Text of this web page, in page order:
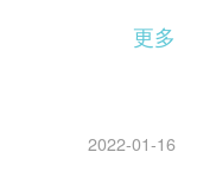
更多
2022-01-16